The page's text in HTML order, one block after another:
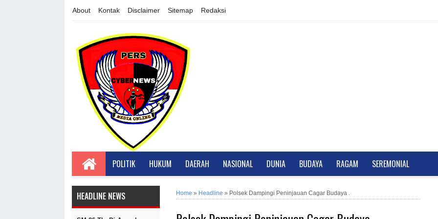
About Kontak Disclaimer Sitemap Redaksi
POLITIK HUKUM DAERAH NASIONAL DUNIA BUDAYA RAGAM SEREMONIAL
HEADLINE NEWS Home » Headline » Polsek Dampingi Peninjauan Cagar Budaya .